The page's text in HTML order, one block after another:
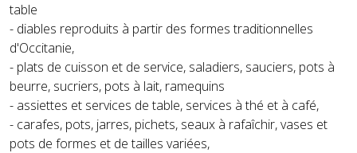
table
- diables reproduits à partir des formes traditionnelles
d'Occitanie,
- plats de cuisson et de service, saladiers, sauciers, pots à
beurre, sucriers, pots à lait, ramequins
- assiettes et services de table, services à thé et à café,
- carafes, pots, jarres, pichets, seaux à rafaîchir, vases et
pots de formes et de tailles variées,